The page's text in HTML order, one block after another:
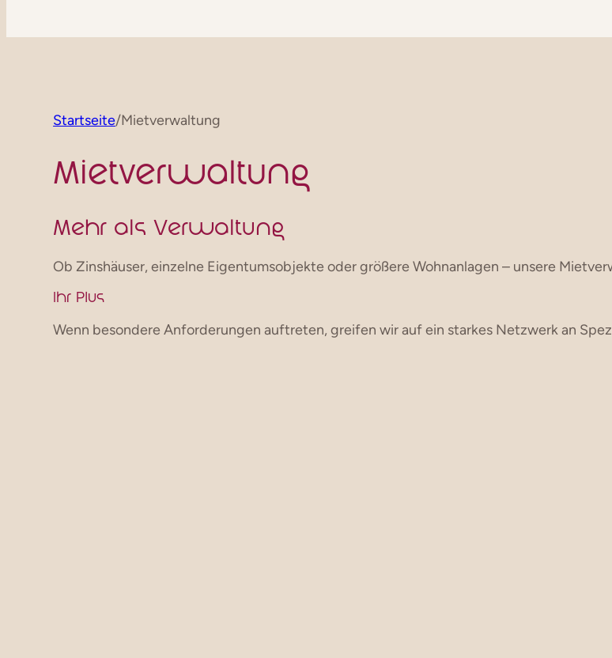
Startseite/Mietverwaltung
Mietverwaltung
Mehr als Verwaltung
Ob Zinshäuser, einzelne Eigentumsobjekte oder größere Wohnanlagen – unsere
Ihr Plus
Wenn besondere Anforderungen auftreten, greifen wir auf ein starkes Netzwerk an